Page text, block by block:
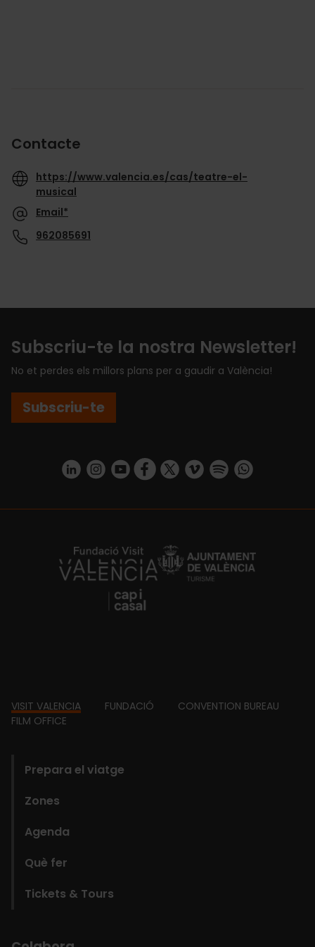
Contacte
https://www.valencia.es/cas/teatre-el-
musical
Email*
962085691
Subscriu-te la nostra Newsletter!
No et perdes els millors plans per a gaudir a València!
Subscriu-te
https://www.linkedin.com/company/turismo-valencia/mycompany/
https://www.instagram.com/visit_valencia/
https://www.youtube.com/user/
https://www.facebook.com/
https://twitter.com/
https://vimeo.com/
https://https://api.whatsapp.com/
https://fundacion.visitvalencia.com/
Footer
VISIT VALENCIA FUNDACIÓ
CONVENTION BUREAU
FILM OFFICE
Prepara el viatge
Zones
Agenda
Què fer
Tickets & Tours